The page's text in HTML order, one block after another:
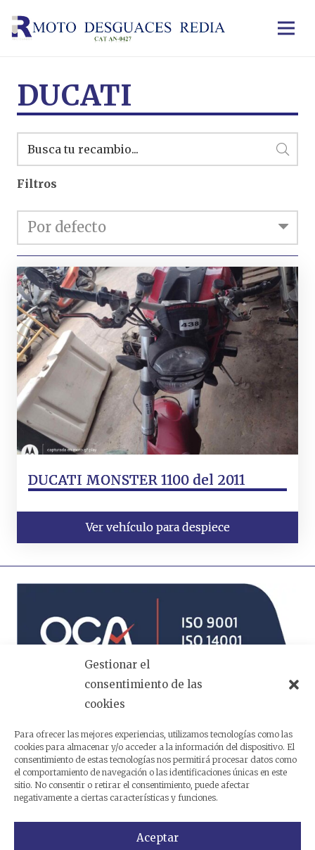
Gestionar el
consentimiento de las
cookies
Para ofrecer las mejores experiencias, utilizamos tecnologías como las
cookies para almacenar y/o acceder a la información del dispositivo. El
consentimiento de estas tecnologías nos permitirá procesar datos como
el comportamiento de navegación o las identificaciones únicas en este
sitio. No consentir o retirar el consentimiento, puede afectar
negativamente a ciertas características y funciones.
Aceptar
DUCATI
Filtros
DUCATI MONSTER 1100 del 2011
Ver vehículo para despiece
Prevención y Seguridad de la Información
Autorizados y asociaciones